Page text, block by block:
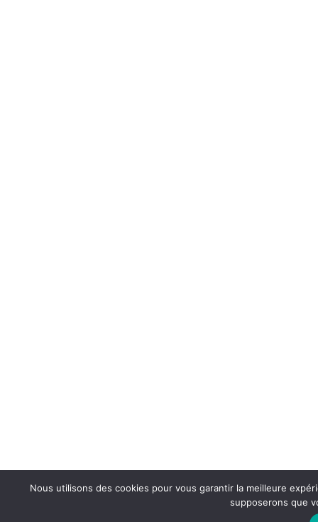
Nous utilisons des cookies pour vous garantir la meilleure
supposerons que